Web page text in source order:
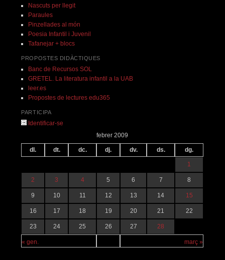
Nascuts per llegit
Paraules
Pinzellades al món
Poesia Infantil i Juvenil
Tafanejar + blocs
PROPOSTES DIDÀCTIQUES
Banc de Recursos SOL
GRETEL. La literatura infantil a la UAB
leer.es
Propostes de lectures edu365
PARTICIPA
Identificar-se
febrer 2009
dl. dt. dc. dj. dv. ds. dg.
« gen. març »
1
2 3 4 5 6 7 8
9 10 11 12 13 14 15
16 17 18 19 20 21 22
23 24 25 26 27 28